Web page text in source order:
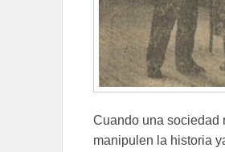
Cuando una sociedad
manipulen la historia